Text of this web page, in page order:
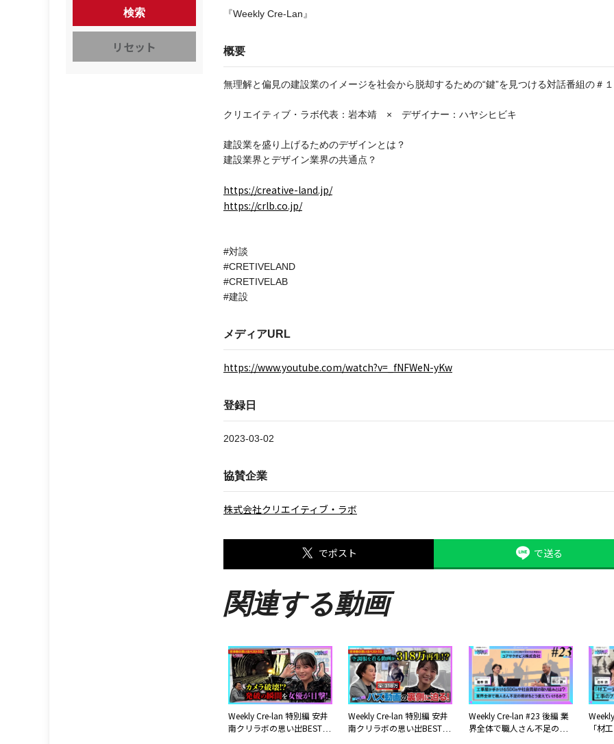
検索
リセット
『Weekly Cre-Lan』
概要
無理解と偏見の建設業のイメージを社会から脱却するための“鍵”を見つける対話番組の＃
クリエイティブ・ラボ代表：岩本靖 × デザイナー：ハヤシヒビキ
建設業を盛り上げるためのデザインとは？
建設業界とデザイン業界の共通点？
https://creative-land.jp/
https://crlb.co.jp/
#対談
#CRETIVELAND
#CRETIVELAB
#建設
メディアURL
https://www.youtube.com/watch?v=_fNFWeN-yKw
登録日
2023-03-02
協賛企業
株式会社クリエイティブ・ラボ
でポスト で送る
関連する動画
Weekly Cre-lan 特別編 安井
南クリラボの思い出BEST10
Weekly Cre-lan 特別編 安井
南クリラボの思い出BEST10
Weekly Cre-lan #23 後編 業
界全体で職人さん不足の現
「材